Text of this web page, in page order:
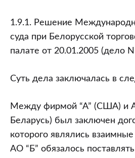
1.9.1. Решение
суда при Белорусской
палате от 20.01.2005 (дело
Суть дела заключалась в
Между фирмой “А” (США) и
Беларусь) был заключен
которого являлись
АО “Б” обязалось